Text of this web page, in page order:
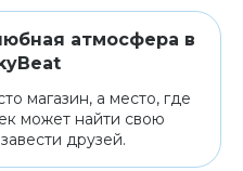
атмосфера в
магазин, а место, где
может найти свою
друзей.